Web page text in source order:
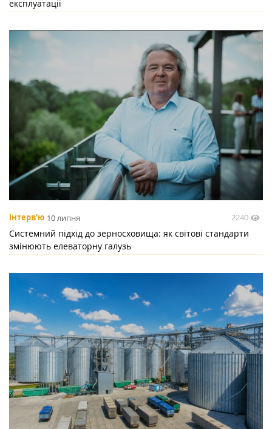
експлуатації
Інтерв'ю 10 липня 2240
Системний підхід до зерносховища: як світові стандарти
змінюють елеваторну галузь